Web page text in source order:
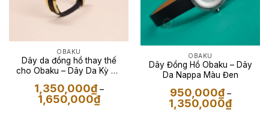
OBAKU
Dây da đồng hồ thay thế
cho Obaku – Dây Da Kỳ Đà
1,350,000₫ –
1,650,000₫Khoảng
giá:
OBAKU
Dây Đồng Hồ Obaku – Dây
Da Nappa Màu Đen
950,000₫ –
1,350,000₫Khoảng
giá: